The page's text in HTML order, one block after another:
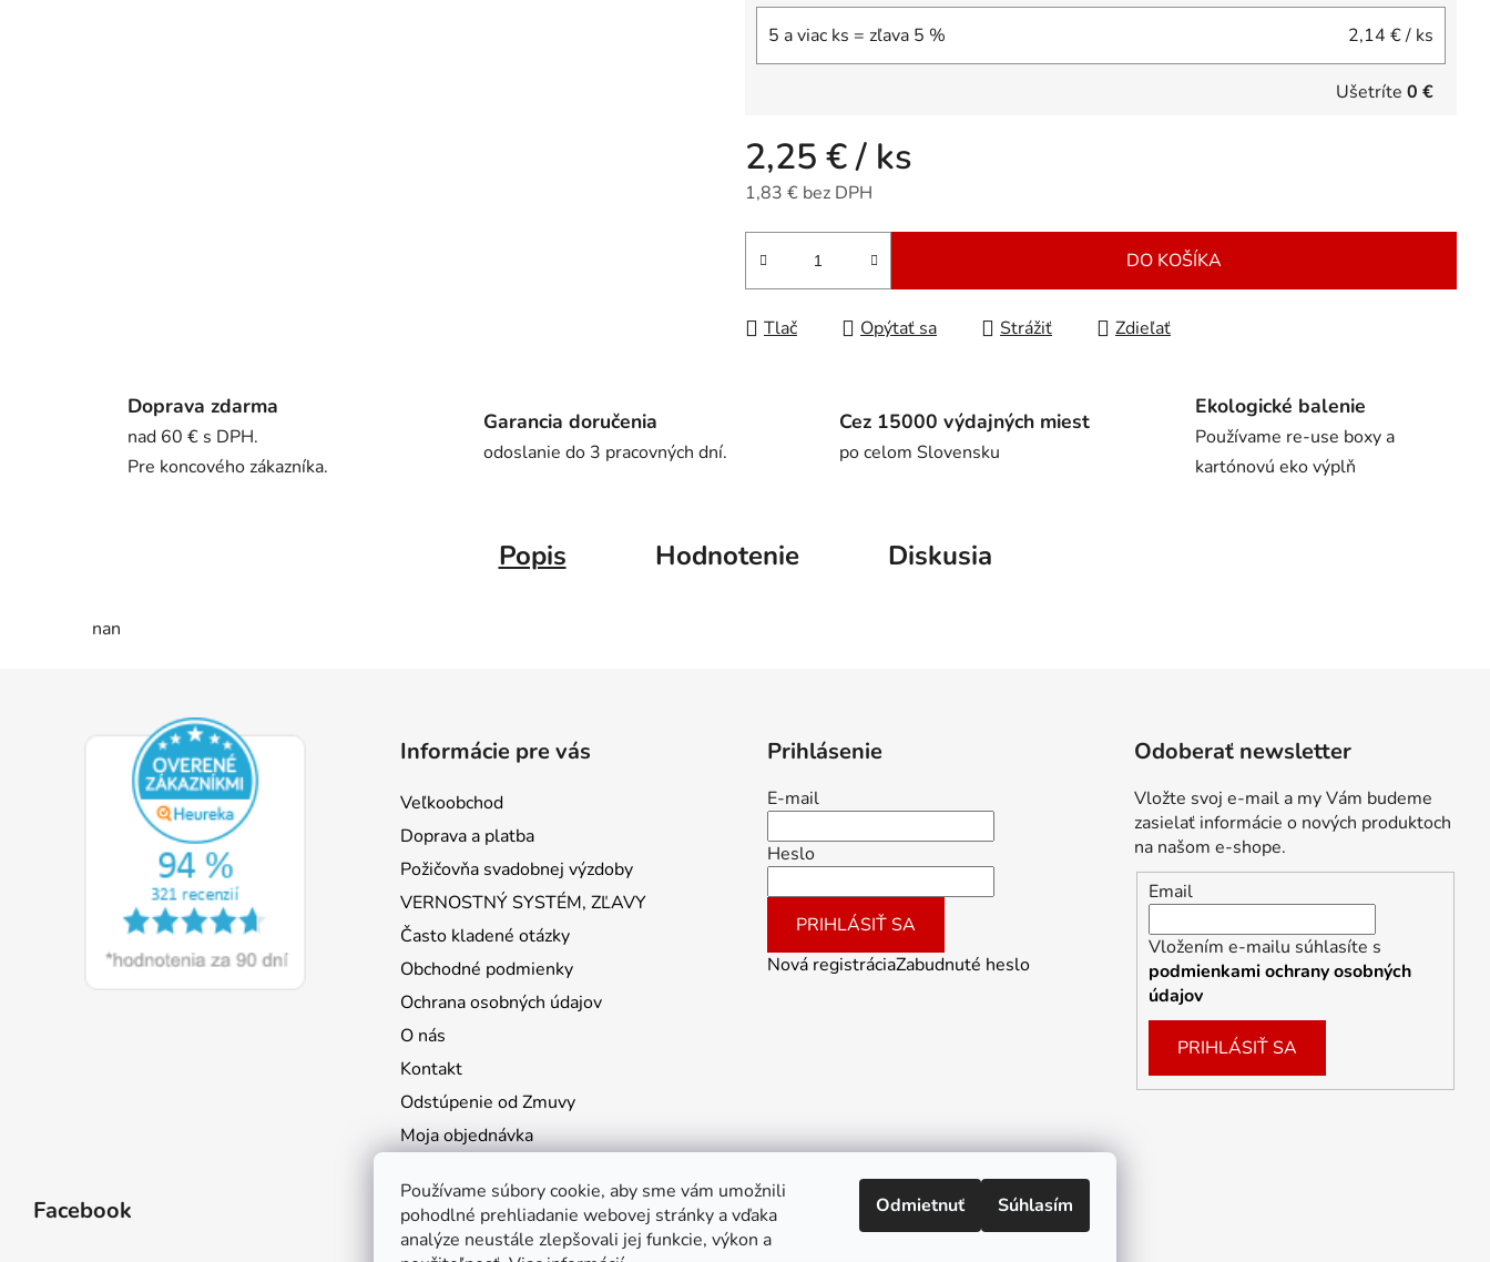
Používame súbory cookie, aby sme vám umožnili
pohodlné prehliadanie webovej stránky a vďaka
analýze neustále zlepšovali jej funkcie, výkon a
Odmietnuť Súhlasím
5 a viac ks = zľava 5 % 2,14 €/ ks
Ušetríte 0 €
2,25 €/ ks
1,83 € bez DPH
Jednotková cena:
DO KOŠÍKA
Tlač Opýtať sa Strážiť Zdieľať
Doprava zdarma
nad 60 € s DPH.
Pre koncového zákazníka.
Garancia doručenia
odoslanie do 3 pracovných dní.
Cez 15000 výdajných miest
po celom Slovensku
Ekologické balenie
Používame re-use boxy a
kartónovú eko výplň
Popis Hodnotenie Diskusia
nan
Informácie pre vás
Veľkoobchod
Doprava a platba
Požičovňa svadobnej výzdoby
VERNOSTNÝ SYSTÉM, ZĽAVY
Často kladené otázky
Obchodné podmienky
Ochrana osobných údajov
O nás
Kontakt
Odstúpenie od Zmuvy
Moja objednávka
Prihlásenie
E-mail
Heslo
PRIHLÁSIŤ SA
Nová registráciaZabudnuté heslo
Odoberať newsletter
Vložte svoj e-mail a my Vám budeme
zasielať informácie o nových produktoch
na našom e-shope.
Email
Vložením e-mailu súhlasíte s
podmienkami ochrany osobných
údajov
PRIHLÁSIŤ SA
Facebook